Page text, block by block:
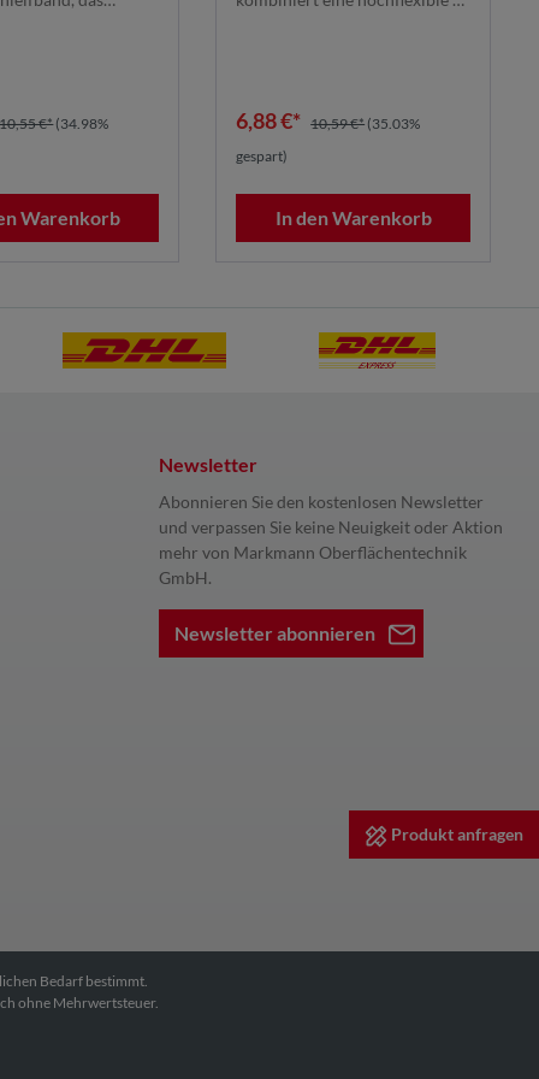
Finish
10,55 €*(34.98%
Warenkorb
gleichmäßiges Finish
6,88 €* 10,59 €* (35.03%
gespart)
In den Warenkorb
Newsletter
Abonnieren Sie den kostenlosen Newsletter
und verpassen Sie keine Neuigkeit oder Aktion
mehr von Markmann Oberflächentechnik
GmbH.
Newsletter abonnieren
Bedarf bestimmt.
ohne Mehrwertsteuer.
Produkt anfragen